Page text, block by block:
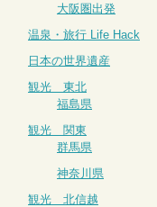
大阪圏出発
温泉・旅行 Life Hack
日本の世界遺産
観光 東北
福島県
観光 関東
群馬県
神奈川県
観光 北信越